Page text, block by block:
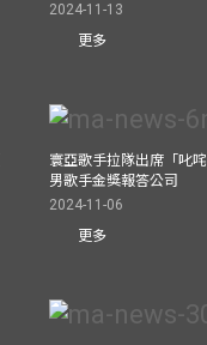
2024-11-13
更多
寰亞歌手拉隊出席「叱
男歌手金獎報答公司
2024-11-06
更多